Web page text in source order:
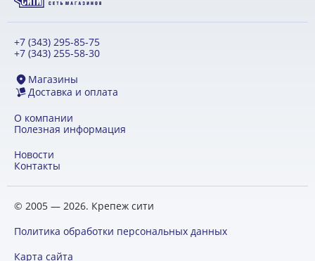
+7 (343) 295-85-75
+7 (343) 255-58-30
Магазины
Доставка и оплата
О компании
Полезная информация
Новости
Контакты
© 2005 — 2026. Крепеж сити
Политика обработки персональных данных
Карта сайта